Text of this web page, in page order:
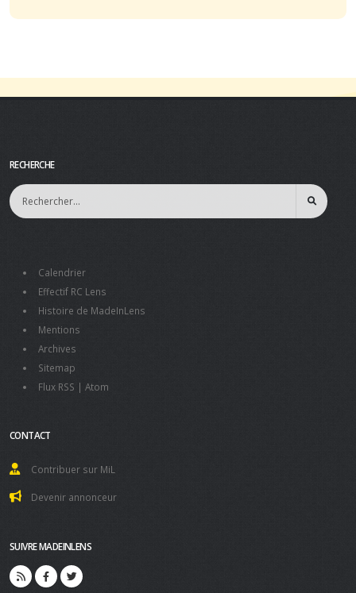
RECHERCHE
Calendrier
Effectif RC Lens
Histoire de MadeInLens
Mentions
Archives
Sitemap
Flux RSS | Atom
CONTACT
Contribuer sur MiL
Devenir annonceur
SUIVRE MADEINLENS